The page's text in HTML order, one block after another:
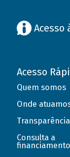
Acesso
Acesso
Quem somos
Onde
Transparência
Consulta a